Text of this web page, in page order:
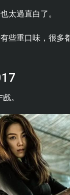
太過直白了。
些重口味，很多
。